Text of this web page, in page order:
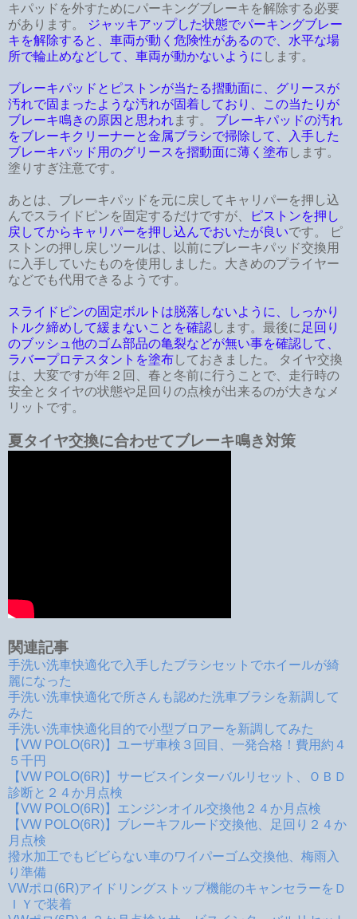
キパッドを外すためにパーキングブレーキを解除する必要
があります。
ジャッキアップした状態でパーキングブレー
キを解除すると、車両が動く危険性があるので、水平な場
所で輪止めなどして、車両が動かないように します。
ブレーキパッドとピストンが当たる摺動面に、グリースが
汚れで固まったような汚れが固着しており、この当たりが
ブレーキ鳴きの原因と思われます。 ブレーキパッドの汚れ
をブレーキクリーナーと金属ブラシで掃除して、入手した
ブレーキパッド用のグリースを摺動面に薄く塗布します。
塗りすぎ注意です。
あとは、ブレーキパッドを元に戻してキャリパーを押し込
んでスライドピンを固定するだけですが、
ピストンを押し
戻してからキャリパーを押し込んでおいたが良いです。 ピ
ストンの押し戻しツールは、以前にブレーキパッド交換用
に入手していたものを使用しました。大きめのプライヤー
などでも代用できるようです。
スライドピンの固定ボルトは脱落しないように、しっかり
トルク締めして緩まないことを確認します。最後に 足回り
のブッシュ他のゴム部品の亀裂などが無い事を確認して、
ラバープロテスタントを塗布しておきました。 タイヤ交換
は、大変ですが年２回、春と冬前に行うことで、走行時の
安全とタイヤの状態や足回りの点検が出来るのが大きなメ
リットです。
夏タイヤ交換に合わせてブレーキ鳴き対策
関連記事
手洗い洗車快適化で入手したブラシセットでホイールが綺
麗になった
手洗い洗車快適化で所さんも認めた洗車ブラシを新調して
みた
手洗い洗車快適化目的で小型ブロアーを新調してみた
【VW POLO(6R)】ユーザ車検３回目、一発合格！費用約４
５千円
【VW POLO(6R)】サービスインターバルリセット、ＯＢＤ
診断と２４か月点検
【VW POLO(6R)】エンジンオイル交換他２４か月点検
【VW POLO(6R)】ブレーキフルード交換他、足回り２４か
月点検
撥水加工でもビビらない車のワイパーゴム交換他、梅雨入
り準備
VWポロ(6R)アイドリングストップ機能のキャンセラーをＤ
ＩＹで装着